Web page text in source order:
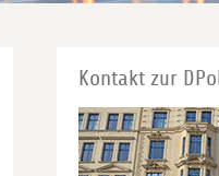
Kontakt zur